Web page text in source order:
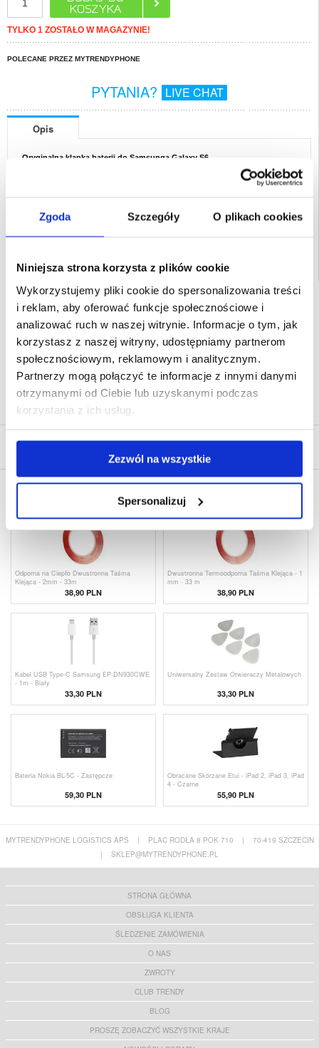
Zgoda Szczegóły O plikach cookies
Niniejsza strona korzysta z plików cookie
Wykorzystujemy pliki cookie do spersonalizowania treści
i reklam, aby oferować funkcje społecznościowe i
analizować ruch w naszej witrynie. Informacje o tym, jak
korzystasz z naszej witryny, udostępniamy partnerom
społecznościowym, reklamowym i analitycznym.
Partnerzy mogą połączyć te informacje z innymi danymi
otrzymanymi od Ciebie lub uzyskanymi podczas
korzystania z ich usług.
Zezwól na wszystkie
Spersonalizuj
TYLKO 1 ZOSTAŁO W MAGAZYNIE!
POLECANE PRZEZ MYTRENDYPHONE
PYTANIA? LIVE CHAT
Opis
Oryginalna klapka baterii do Samsunga Galaxy S6
Powiązane kategorie:
Akcesoria do telefonów, Akcesoria GSM - inne
SZYBKA DOSTAWA
7% ZNIŻKI
OBSŁUGA TELEFONICZNA
PON.-PT. 12.00-15.00
30-DNIOWA POLITYKA ZWROTU
PONAD 8 000 000 ZADOWOLONYCH
KLIENTÓW
NAPISZ OPINIĘ
Odporna na Ciepło Dwustronna Taśma
Klejąca - 2mm - 33m
38,90 PLN
Dwustronna Termoodporna Taśma Klejąca - 1
mm - 33 m
38,90 PLN
Kabel USB Type-C Samsung EP-DN930CWE
- 1m - Biały
33,30 PLN
Uniwersalny Zestaw Otwieraczy Metalowych
33,30 PLN
Bateria Nokia BL-5C - Zastępcze
59,30 PLN
Obracane Skórzane Etui - iPad 2, iPad 3, iPad
4 - Czarne
55,90 PLN
MYTRENDYPHONE LOGISTICS APS | PLAC RODŁA 8 POK 710 |
70-419 SZCZECIN
|
SKLEP@MYTRENDYPHONE.PL
STRONA GŁÓWNA
OBSŁUGA KLIENTA
ŚLEDZENIE ZAMÓWIENIA
O NAS
ZWROTY
CLUB TRENDY
BLOG
PROSZĘ ZOBACZYĆ WSZYSTKIE KRAJE